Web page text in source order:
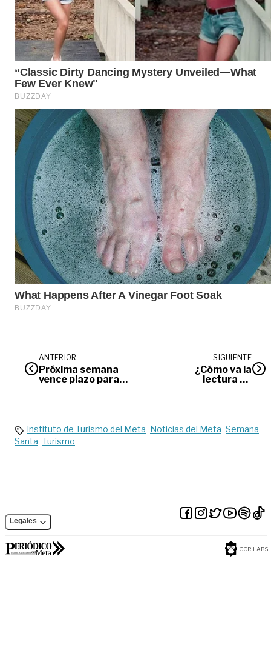
ANTERIOR
Próxima semana
vence plazo para
SIGUIENTE
¿Cómo va la
lectura en
Instituto de Turismo del Meta Noticias del Meta Semana
Santa Turismo
Legales
GORILABS